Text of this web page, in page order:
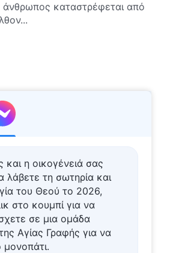
άνθρωπος καταστρέφεται από
19:1-11 Ήλθον...
και η οικογένειά σας
λάβετε τη σωτηρία και
του Θεού το 2026,
στο κουμπί για να
σε μια ομάδα
Αγίας Γραφής για να
μονοπάτι.